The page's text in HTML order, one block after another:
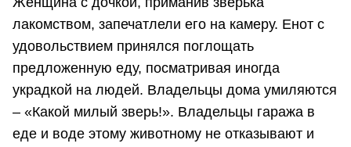
лакомством, запечатлели его на камеру. Енот с
удовольствием принялся поглощать
предложенную еду, посматривая иногда
украдкой на людей. Владельцы дома умиляются
– «Какой милый зверь!». Владельцы гаража в
еде и воде этому животному не отказывают и